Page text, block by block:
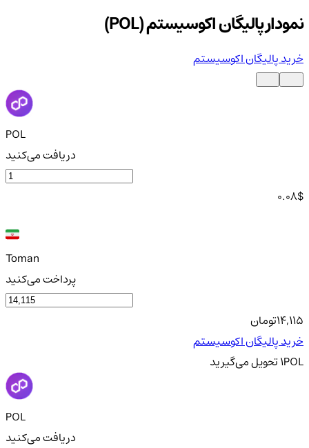
نمودار پالیگان اکوسیستم (POL)
خرید پالیگان اکوسیستم
POL
دریافت می‌کنید
0.08$
Toman
پرداخت می‌کنید
14,115تومان
خرید پالیگان اکوسیستم
1POLتحویلمی‌گیرید
POL
دریافت می‌کنید